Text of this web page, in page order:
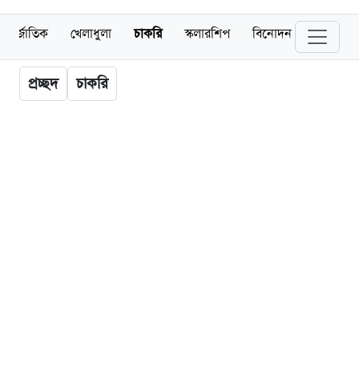
খেলাধুলা চাকরি স্কলারশিপ বিনোদন ভিডিও
প্রচ্ছদ চাকরি